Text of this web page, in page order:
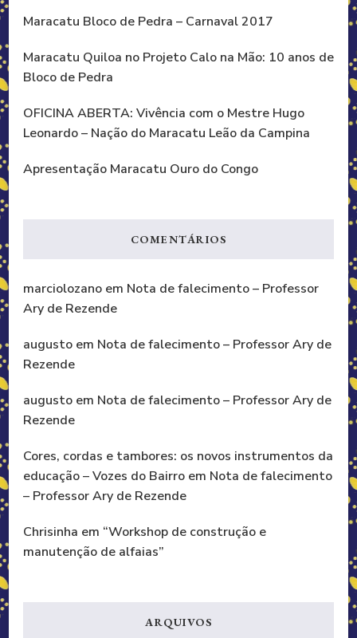
Maracatu Bloco de Pedra – Carnaval 2017
Maracatu Quiloa no Projeto Calo na Mão: 10 anos de
Bloco de Pedra
OFICINA ABERTA: Vivência com o Mestre Hugo
Leonardo – Nação do Maracatu Leão da Campina
Apresentação Maracatu Ouro do Congo
COMENTÁRIOS
marciolozano em Nota de falecimento – Professor
Ary de Rezende
augusto em Nota de falecimento – Professor Ary de
Rezende
augusto em Nota de falecimento – Professor Ary de
Rezende
Cores, cordas e tambores: os novos instrumentos da
educação – Vozes do Bairro em Nota de falecimento
– Professor Ary de Rezende
Chrisinha em “Workshop de construção e
manutenção de alfaias”
ARQUIVOS